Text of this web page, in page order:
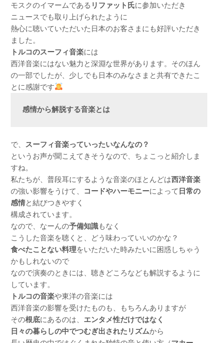
モスクのイマームである リファット氏に参加いただき
ニュースでも取り上げられたように
熱心に聴いていただいた日本のお客さまにも好評いただき
ました。
トルコのスーフィ音楽には
西洋音楽にはない魅力と深淵な世界があります。そのほん
の一部でしたが、少しでも日本のみなさまと共有できたこ
とに感謝です
感情から解脱する音楽とは
で、 スーフィ音楽っていったいなんなの？
というお声が聞こえてきそうなので、ちょこっと紹介しま
すね。
私たちが、普段耳にするような音楽のほとんどは西洋音楽
の強い影響をうけて、 コードやハーモニーによって 日常の
感情と結びつきやすく
構成されています。
なので、なーんの予備知識もなく
こうした音楽を聴くと、どう味わっていいのかな？
食べたことない料理をいただいた時みたいに困惑しちゃう
かもしれないので
なので演奏のときには、聴きどころなども解説するように
しています。
トルコの音楽や東洋の音楽には
西洋音楽の影響を受けたものも、もちろんありますが
その根底にあるのは、 エンタメ性だけではなく
日々の暮らしの中でつむぎ出されたリズムから